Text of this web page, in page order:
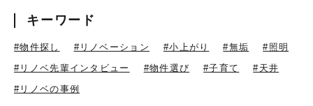
キーワード
#物件探し #リノベーション #小上がり #無垢
#照明
#リノベ先輩インタビュー
#物件選び #子育て
#天井
#リノベの事例